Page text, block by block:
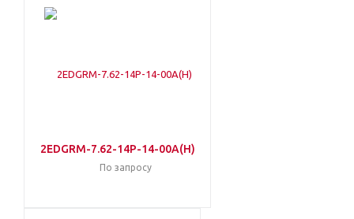
2EDGRM-7.62-14P-14-00A(H)
По запросу